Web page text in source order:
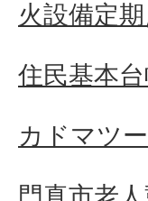
火設備定
住民基本
カドマツ